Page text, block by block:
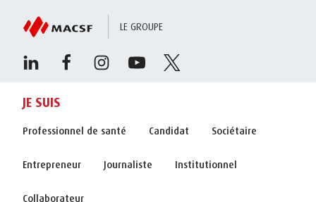
LE GROUPE
JE SUIS
Professionnel de santé Candidat Sociétaire
Entrepreneur Journaliste Institutionnel
Collaborateur